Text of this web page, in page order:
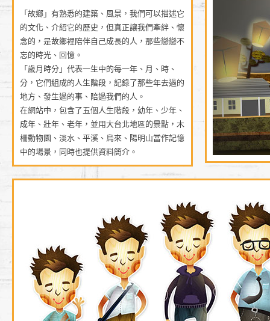
「故鄉」有熟悉的建築、風景，我們可以描述它
的文化、介紹它的歷史，但真正讓我們牽絆、懷
念的，是故鄉裡陪伴自己成長的人，那些戀戀不
忘的時光、回憶。
「歲月時分」代表一生中的每一年、月、時、
分，它們組成的人生階段，記錄了那些年去過的
地方、發生過的事、陪過我們的人。
在網站中，包含了五個人生階段，幼年、少年、
成年、壯年、老年，並用大台北地區的景點，木
柵動物園、淡水、平溪、烏來、陽明山當作記憶
中的場景，同時也提供資料簡介。